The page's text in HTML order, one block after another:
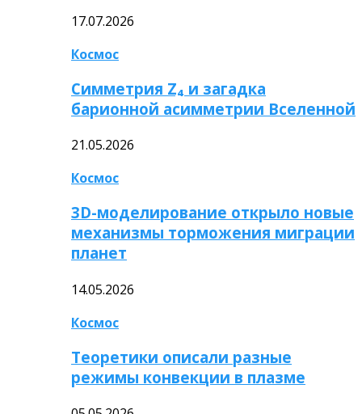
17.07.2026
Космос
Симметрия Z₄ и загадка
барионной асимметрии Вселенной
21.05.2026
Космос
3D-моделирование открыло новые
механизмы торможения миграции
планет
14.05.2026
Космос
Теоретики описали разные
режимы конвекции в плазме